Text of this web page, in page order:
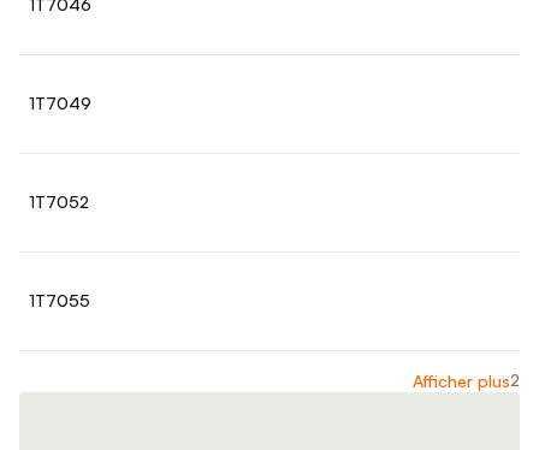
1T7049
1T7052
1T7055
Afficher plus2